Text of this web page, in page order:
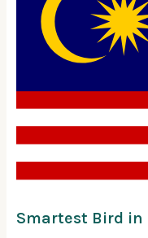
Smartest Bird in